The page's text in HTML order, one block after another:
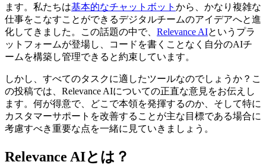
ます。私たちは基本的なチャットボット から、かなり複雑な
仕事をこなすことができるデジタルチームのアイデアへと進
化してきました。この話題の中で、 Relevance AIというプラ
ットフォームが登場し、コードを書くことなく自分のAIチ
ームを構築し管理できると約束しています。
しかし、すべてのタスクに適したツールなのでしょうか？こ
の投稿では、Relevance AIについての正直な意見をお伝えし
ます。何が得意で、どこで本領を発揮するのか、そして特に
カスタマーサポートを改善することが主な目標である場合に
考慮すべき重要な点を一緒に見ていきましょう。
Relevance AIとは？